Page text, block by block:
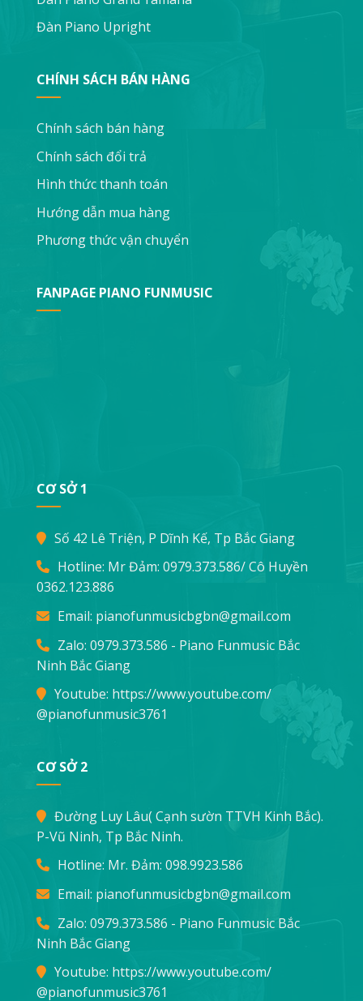
Đàn Piano Upright
CHÍNH SÁCH BÁN HÀNG
Chính sách bán hàng
Chính sách đổi trả
Hình thức thanh toán
Hướng dẫn mua hàng
Phương thức vận chuyển
FANPAGE PIANO FUNMUSIC
CƠ SỞ 1
Số 42 Lê Triện, P Dĩnh Kế, Tp Bắc Giang
Hotline: Mr Đảm: 0979.373.586/ Cô Huyền
0362.123.886
Email: pianofunmusicbgbn@gmail.com
Zalo: 0979.373.586 - Piano Funmusic Bắc
Ninh Bắc Giang
Youtube: https://www.youtube.com/
@pianofunmusic3761
CƠ SỞ 2
Đường Luy Lâu( Cạnh sườn TTVH Kinh Bắc).
P-Vũ Ninh, Tp Bắc Ninh.
Hotline: Mr. Đảm: 098.9923.586
Email: pianofunmusicbgbn@gmail.com
Zalo: 0979.373.586 - Piano Funmusic Bắc
Ninh Bắc Giang
Youtube: https://www.youtube.com/
@pianofunmusic3761